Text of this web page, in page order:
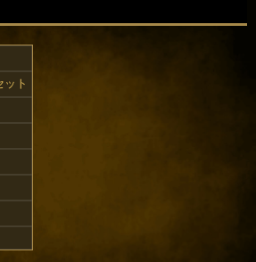
ット